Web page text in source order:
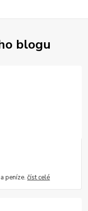
blogu
peníze.číst celé